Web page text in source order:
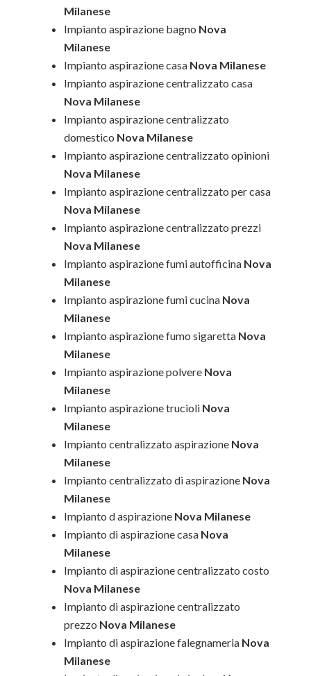
Milanese
Impianto aspirazione bagno Nova
Milanese
Impianto aspirazione casa Nova Milanese
Impianto aspirazione centralizzato casa
Nova Milanese
Impianto aspirazione centralizzato
domestico Nova Milanese
Impianto aspirazione centralizzato opinioni
Nova Milanese
Impianto aspirazione centralizzato per casa
Nova Milanese
Impianto aspirazione centralizzato prezzi
Nova Milanese
Impianto aspirazione fumi autofficina Nova
Milanese
Impianto aspirazione fumi cucina Nova
Milanese
Impianto aspirazione fumo sigaretta Nova
Milanese
Impianto aspirazione polvere Nova
Milanese
Impianto aspirazione trucioli Nova
Milanese
Impianto centralizzato aspirazione Nova
Milanese
Impianto centralizzato di aspirazione Nova
Milanese
Impianto d aspirazione Nova Milanese
Impianto di aspirazione casa Nova
Milanese
Impianto di aspirazione centralizzato costo
Nova Milanese
Impianto di aspirazione centralizzato
prezzo Nova Milanese
Impianto di aspirazione falegnameria Nova
Milanese